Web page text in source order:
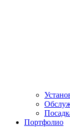
Портфолио